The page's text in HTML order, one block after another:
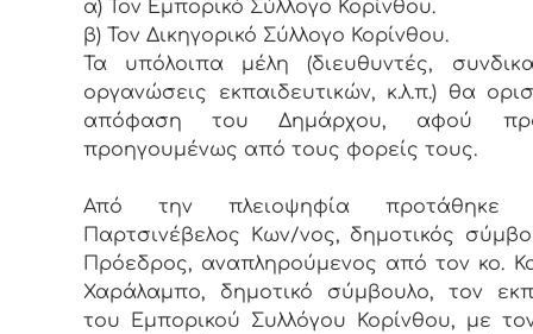
α) Τον Εμπορικό Σύλλογο Κορίνθου.
β) Τον Δικηγορικό Σύλλογο Κορίνθου.
Τα υπόλοιπα μέλη (διευθυντές,
οργανώσεις εκπαιδευτικών, κ.λ.π.) θα
απόφαση του Δημάρχου, αφού
προηγουμένως από τους φορείς τους.
Από την πλειοψηφία
Παρτσινέβελος Κων/νος, δημοτικός
Πρόεδρος, αναπληρούμενος από τον κο.
Χαράλαμπο, δημοτικό σύμβουλο, τον
του Εμπορικού Συλλόγου Κορίνθου, με